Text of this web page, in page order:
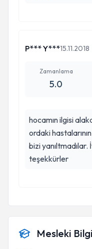
ameliyat
rahatlığıyla
samimi
P*** Y***15.11.2018
Zamanlama
5.0
hocamın ilgisi
ordaki
bizi yanıltmadılar.
teşekkürler
Mesleki